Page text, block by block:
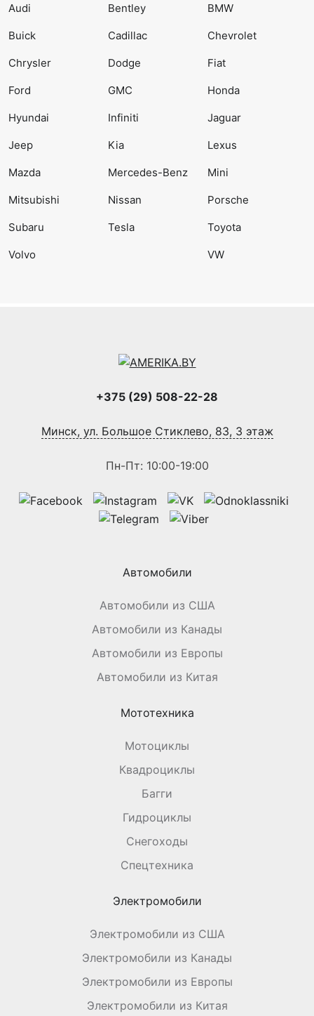
Audi Bentley BMW
Buick Cadillac Chevrolet
Chrysler Dodge Fiat
Ford GMC Honda
Hyundai Infiniti Jaguar
Jeep Kia Lexus
Mazda Mercedes-Benz Mini
Mitsubishi Nissan Porsche
Subaru Tesla Toyota
Volvo VW
+375 (29) 508-22-28
Минск, ул. Большое Стиклево, 83, 3 этаж
Пн-Пт: 10:00-19:00
Автомобили
Автомобили из США
Автомобили из Канады
Автомобили из Европы
Автомобили из Китая
Мототехника
Мотоциклы
Квадроциклы
Багги
Гидроциклы
Снегоходы
Спецтехника
Электромобили
Электромобили из США
Электромобили из Канады
Электромобили из Европы
Электромобили из Китая